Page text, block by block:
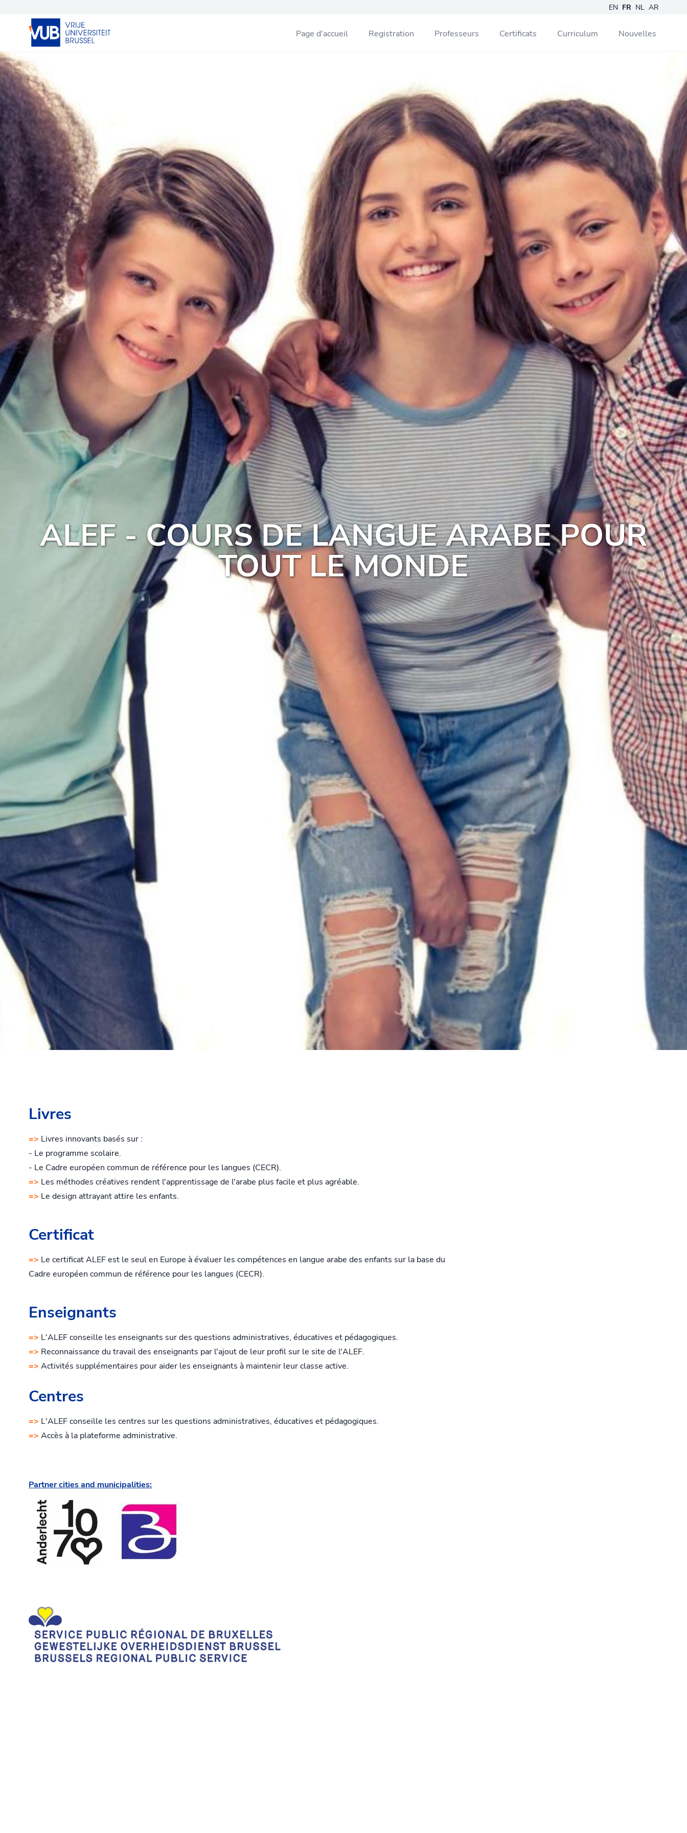
EN FR NL AR
Page d'accueil Registration Professeurs Certificats Curriculum Nouvelles
ALEF - COURS DE LANGUE ARABE POUR
TOUT LE MONDE
Livres
=> Livres innovants basés sur :
- Le programme scolaire.
- Le Cadre européen commun de référence pour les langues (CECR).
=> Les méthodes créatives rendent l'apprentissage de l'arabe plus facile et plus agréable.
=> Le design attrayant attire les enfants.
Certificat
=> Le certificat ALEF est le seul en Europe à évaluer les compétences en langue arabe des enfants sur la base du
Cadre européen commun de référence pour les langues (CECR).
Enseignants
=> L'ALEF conseille les enseignants sur des questions administratives, éducatives et pédagogiques.
=> Reconnaissance du travail des enseignants par l'ajout de leur profil sur le site de l'ALEF.
=> Activités supplémentaires pour aider les enseignants à maintenir leur classe active.
Centres
=> L'ALEF conseille les centres sur les questions administratives, éducatives et pédagogiques.
=> Accès à la plateforme administrative.
Partner cities and municipalities: